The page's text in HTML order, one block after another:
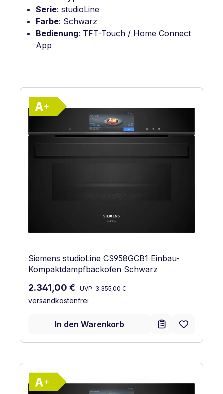
Serie: studioLine
Farbe: Schwarz
Bedienung: TFT-Touch / Home Connect
App
Siemens studioLine CS958GCB1 Einbau-
Kompaktdampfbackofen Schwarz
Verkaufspreis:
2.341,00 € Regulärer Preis:
UVP: 3.355,00 €
versandkostenfrei
In den Warenkorb